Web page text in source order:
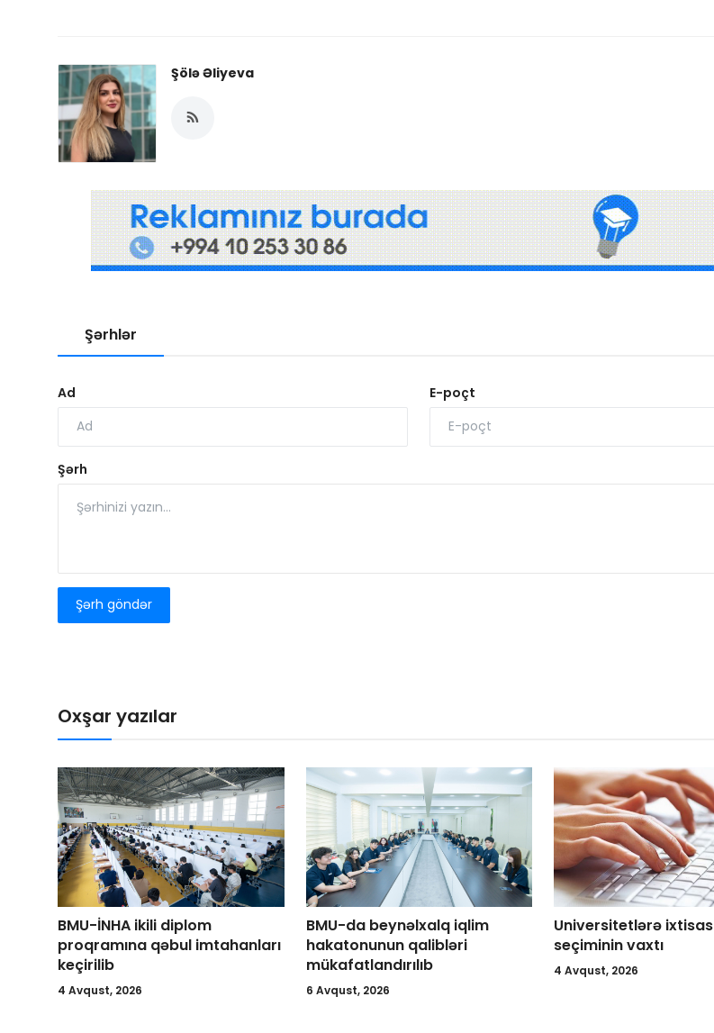
Şölə Əliyeva
Şərhlər
Ad E-poçt
Şərh
Şərh göndər
Oxşar yazılar
BMU-İNHA ikili diplom
proqramına qəbul imtahanları
keçirilib
4 Avqust, 2026
BMU-da beynəlxalq iqlim
hakatonunun qalibləri
mükafatlandırılıb
6 Avqust, 2026
Universitetlərə ixtisas
seçiminin vaxtı
4 Avqust, 2026